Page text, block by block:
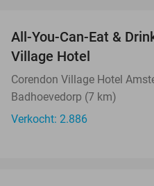
All-You-Can-Eat &
Village Hotel
Corendon Village Hotel
Badhoevedorp (7 km)
Verkocht: 2.886